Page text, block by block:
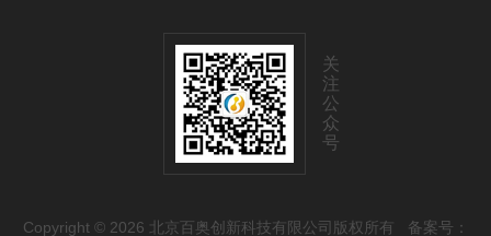
关
注
公
众
号
Copyright © 2026 北京百奥创新科技有限公司版权所有 备案号：